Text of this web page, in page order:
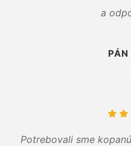
a
Potrebovali sme